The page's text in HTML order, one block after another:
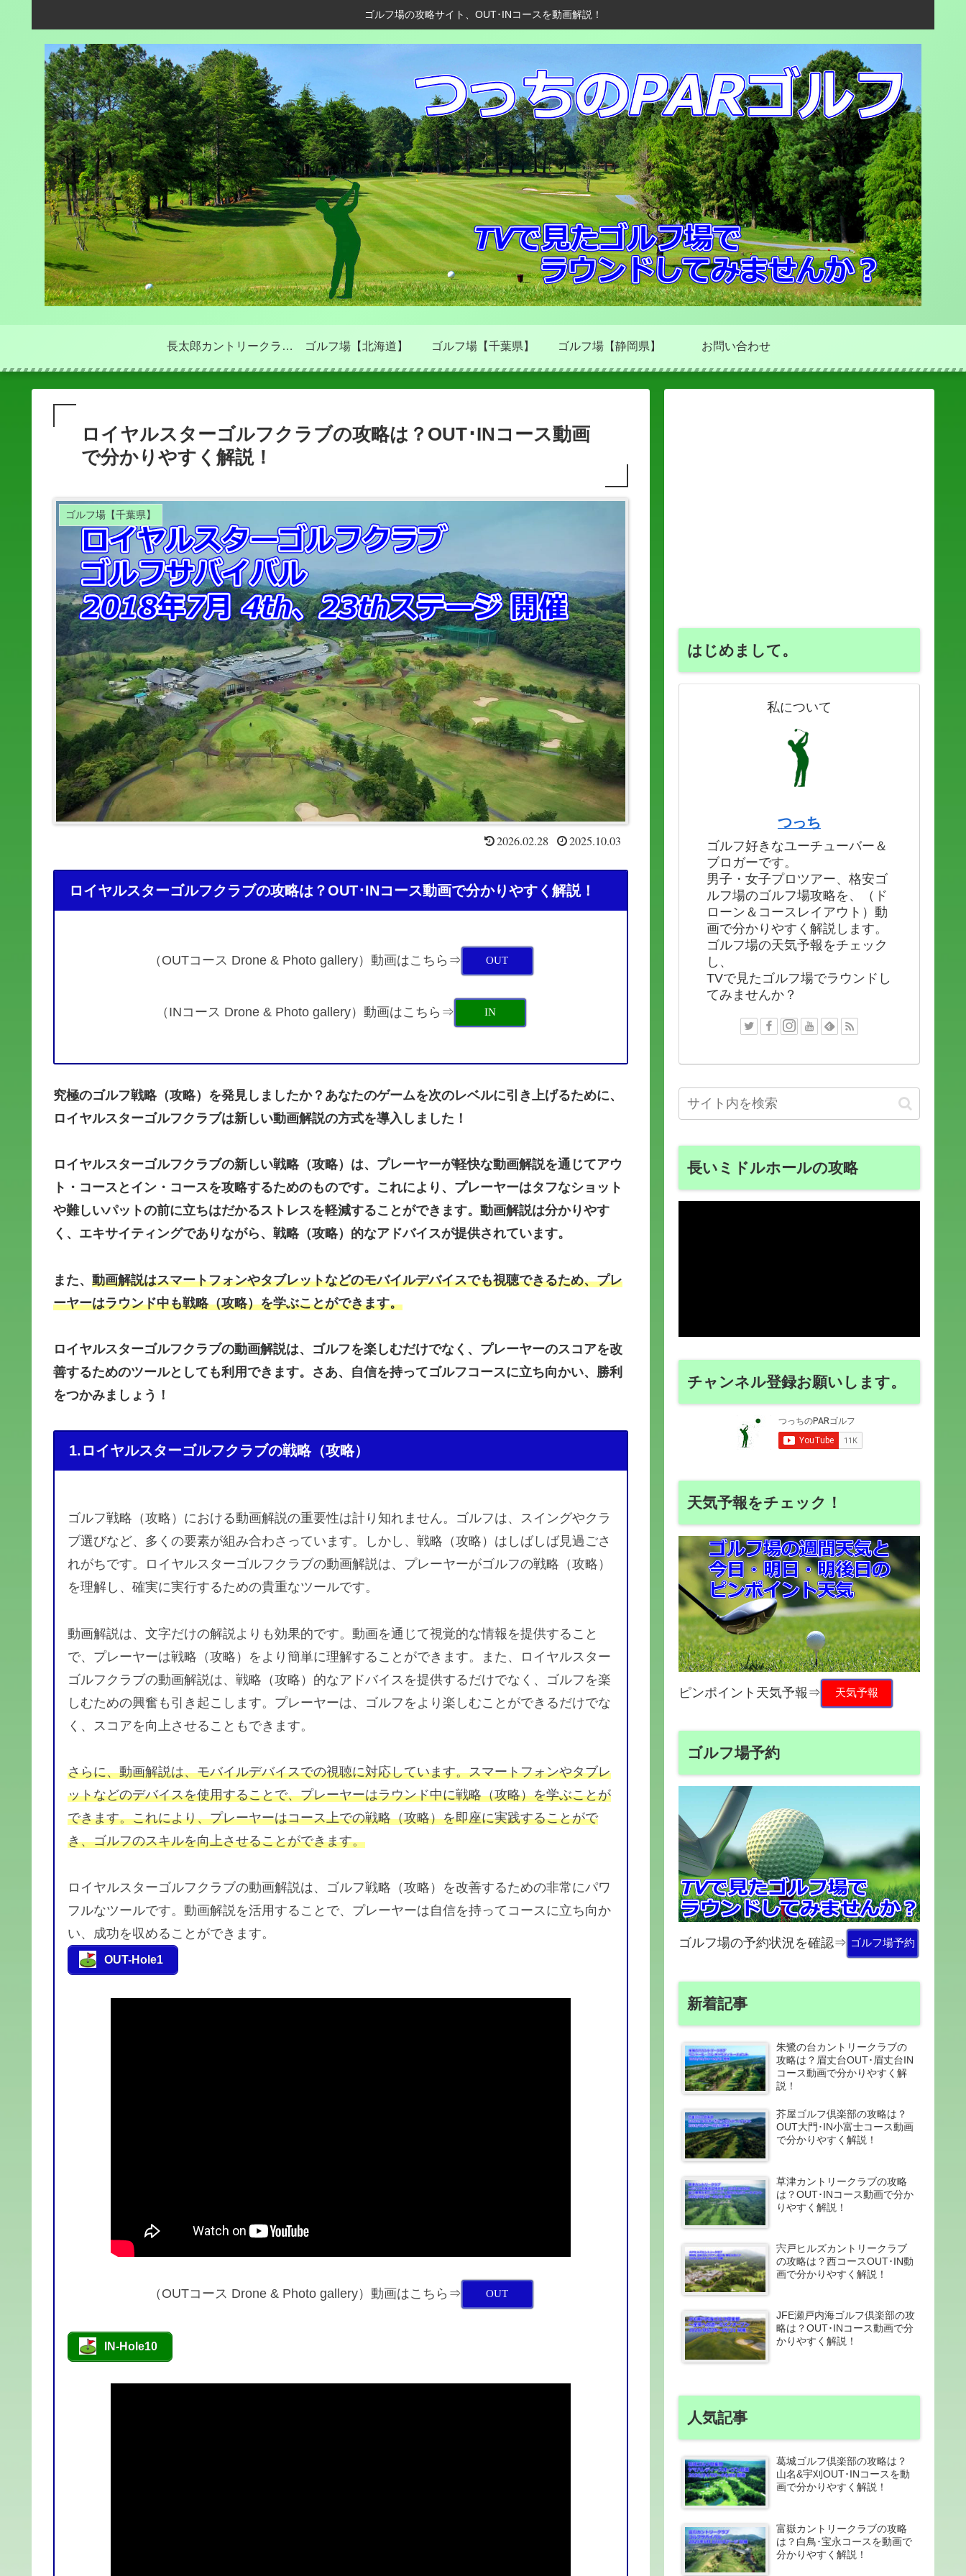
ゴルフ場の攻略サイト、OUT･INコースを動画解説！
長太郎カントリークラブ
の攻略は？OUT･INコー
スを動画で分かりやすく
ゴルフ場【北海道】 ゴルフ場【千葉県】 ゴルフ場【静岡県】 お問い合わせ
ロイヤルスターゴルフクラブの攻略は？OUT･INコース動画
で分かりやすく解説！
ゴルフ場【千葉県】
2026.02.28 2025.10.03
ロイヤルスターゴルフクラブの攻略は？OUT･INコース動画で分かりやすく解説！
（OUTコース Drone & Photo gallery）動画はこちら⇒ OUT
（INコース Drone & Photo gallery）動画はこちら⇒ IN
究極のゴルフ戦略（攻略）を発見しましたか？あなたのゲームを次のレベルに引き上げるために、
ロイヤルスターゴルフクラブは新しい動画解説の方式を導入しました！
ロイヤルスターゴルフクラブの新しい戦略（攻略）は、プレーヤーが軽快な動画解説を通じてアウ
ト・コースとイン・コースを攻略するためのものです。これにより、プレーヤーはタフなショット
や難しいパットの前に立ちはだかるストレスを軽減することができます。動画解説は分かりやす
く、エキサイティングでありながら、戦略（攻略）的なアドバイスが提供されています。
また、 動画解説はスマートフォンやタブレットなどのモバイルデバイスでも視聴できるため、プレ
ーヤーはラウンド中も戦略（攻略）を学ぶことができます。
ロイヤルスターゴルフクラブの動画解説は、ゴルフを楽しむだけでなく、プレーヤーのスコアを改
善するためのツールとしても利用できます。さあ、自信を持ってゴルフコースに立ち向かい、勝利
をつかみましょう！
1.ロイヤルスターゴルフクラブの戦略（攻略）
ゴルフ戦略（攻略）における動画解説の重要性は計り知れません。ゴルフは、スイングやクラ
ブ選びなど、多くの要素が組み合わさっています。しかし、戦略（攻略）はしばしば見過ごさ
れがちです。ロイヤルスターゴルフクラブの動画解説は、プレーヤーがゴルフの戦略（攻略）
を理解し、確実に実行するための貴重なツールです。
動画解説は、文字だけの解説よりも効果的です。動画を通じて視覚的な情報を提供すること
で、プレーヤーは戦略（攻略）をより簡単に理解することができます。また、ロイヤルスター
ゴルフクラブの動画解説は、戦略（攻略）的なアドバイスを提供するだけでなく、ゴルフを楽
しむための興奮も引き起こします。プレーヤーは、ゴルフをより楽しむことができるだけでな
く、スコアを向上させることもできます。
さらに、動画解説は、モバイルデバイスでの視聴に対応しています。スマートフォンやタブレ
ットなどのデバイスを使用することで、プレーヤーはラウンド中に戦略（攻略）を学ぶことが
できます。これにより、プレーヤーはコース上での戦略（攻略）を即座に実践することがで
き、ゴルフのスキルを向上させることができます。
ロイヤルスターゴルフクラブの動画解説は、ゴルフ戦略（攻略）を改善するための非常にパワ
フルなツールです。動画解説を活用することで、プレーヤーは自信を持ってコースに立ち向か
い、成功を収めることができます。
OUT-Hole1
（OUTコース Drone & Photo gallery）動画はこちら⇒ OUT
IN-Hole10
はじめまして。
私について
つっち
ゴルフ好きなユーチューバー＆
ブロガーです。
男子・女子プロツアー、格安ゴ
ルフ場のゴルフ場攻略を、（ド
ローン＆コースレイアウト）動
画で分かりやすく解説します。
ゴルフ場の天気予報をチェック
し、
TVで見たゴルフ場でラウンドし
てみませんか？
長いミドルホールの攻略
チャンネル登録お願いします。
天気予報をチェック！
ピンポイント天気予報⇒ 天気予報
ゴルフ場予約
ゴルフ場の予約状況を確認⇒ ゴルフ場予約
新着記事
朱鷺の台カントリークラブの
攻略は？眉丈台OUT･眉丈台IN
コース動画で分かりやすく解
説！
芥屋ゴルフ倶楽部の攻略は？
OUT大門･IN小富士コース動画
で分かりやすく解説！
草津カントリークラブの攻略
は？OUT･INコース動画で分か
りやすく解説！
宍戸ヒルズカントリークラブ
の攻略は？西コースOUT･IN動
画で分かりやすく解説！
JFE瀬戸内海ゴルフ倶楽部の攻
略は？OUT･INコース動画で分
かりやすく解説！
人気記事
葛城ゴルフ倶楽部の攻略は？
山名&宇刈OUT･INコースを動
画で分かりやすく解説！
富嶽カントリークラブの攻略
は？白鳥･宝永コースを動画で
分かりやすく解説！